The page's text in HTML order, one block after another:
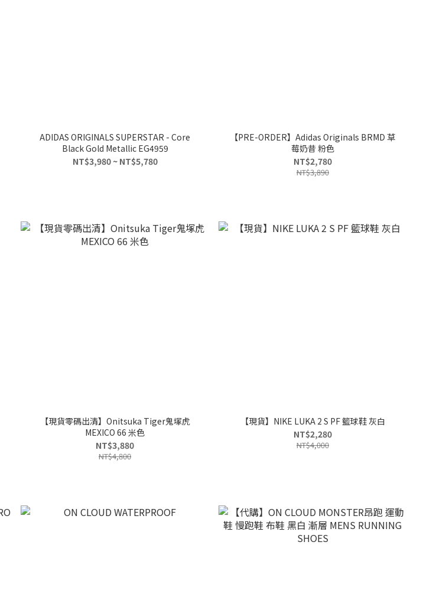
ADIDAS ORIGINALS SUPERSTAR - Core
Black Gold Metallic EG4959
NT$3,980 ~ NT$5,780
【PRE-ORDER】Adidas Originals BRMD 草
莓奶昔 粉色
NT$2,780
NT$3,890
【現貨零碼出清】Onitsuka Tiger鬼塚虎
MEXICO 66 米色
NT$3,880
NT$4,800
【現貨】NIKE LUKA 2 S PF 籃球鞋 灰白
NT$2,280
NT$4,000